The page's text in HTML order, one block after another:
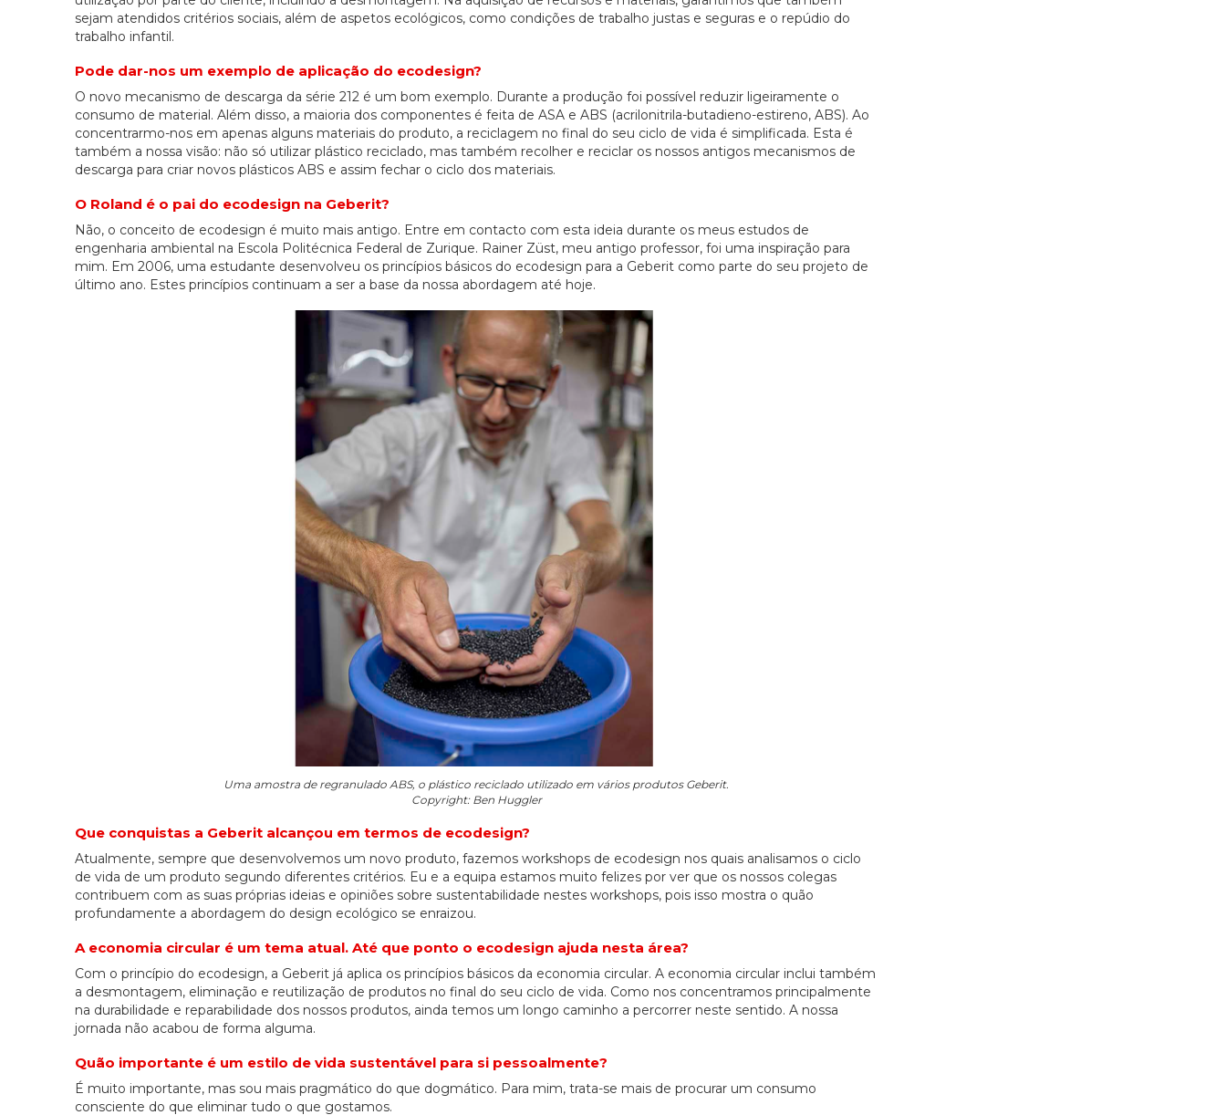
sejam atendidos critérios sociais, além de aspetos ecológicos, como condições de trabalho justas e seguras e o repúdio do
trabalho infantil.
Pode dar-nos um exemplo de aplicação do ecodesign?
O novo mecanismo de descarga da série 212 é um bom exemplo. Durante a produção foi possível reduzir ligeiramente o
consumo de material. Além disso, a maioria dos componentes é feita de ASA e ABS (acrilonitrila-butadieno-estireno, ABS). Ao
concentrarmo-nos em apenas alguns materiais do produto, a reciclagem no final do seu ciclo de vida é simplificada. Esta é
também a nossa visão: não só utilizar plástico reciclado, mas também recolher e reciclar os nossos antigos mecanismos de
descarga para criar novos plásticos ABS e assim fechar o ciclo dos materiais.
O Roland é o pai do ecodesign na Geberit?
Não, o conceito de ecodesign é muito mais antigo. Entre em contacto com esta ideia durante os meus estudos de
engenharia ambiental na Escola Politécnica Federal de Zurique. Rainer Züst, meu antigo professor, foi uma inspiração para
mim. Em 2006, uma estudante desenvolveu os princípios básicos do ecodesign para a Geberit como parte do seu projeto de
último ano. Estes princípios continuam a ser a base da nossa abordagem até hoje.
Uma amostra de regranulado ABS, o plástico reciclado utilizado em vários produtos Geberit.
Copyright: Ben Huggler
Que conquistas a Geberit alcançou em termos de ecodesign?
Atualmente, sempre que desenvolvemos um novo produto, fazemos workshops de ecodesign nos quais analisamos o ciclo
de vida de um produto segundo diferentes critérios. Eu e a equipa estamos muito felizes por ver que os nossos colegas
contribuem com as suas próprias ideias e opiniões sobre sustentabilidade nestes workshops, pois isso mostra o quão
profundamente a abordagem do design ecológico se enraizou.
A economia circular é um tema atual. Até que ponto o ecodesign ajuda nesta área?
Com o princípio do ecodesign, a Geberit já aplica os princípios básicos da economia circular. A economia circular inclui também
a desmontagem, eliminação e reutilização de produtos no final do seu ciclo de vida. Como nos concentramos principalmente
na durabilidade e reparabilidade dos nossos produtos, ainda temos um longo caminho a percorrer neste sentido. A nossa
jornada não acabou de forma alguma.
Quão importante é um estilo de vida sustentável para si pessoalmente?
É muito importante, mas sou mais pragmático do que dogmático. Para mim, trata-se mais de procurar um consumo
consciente do que eliminar tudo o que gostamos.